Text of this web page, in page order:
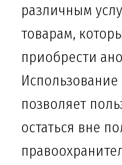
различным
товарам,
приобрести
Использование
позволяет
остаться вне